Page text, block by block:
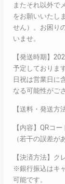
またそれ以外で
をお願いいたし
せん）。お困り
いませ。
【発送時期】
予定しておりま
日祝は営業日に
なる可能性がご
【送料・発送方
【内容】QRコ
（若干の誤差が
【決済方法】ク
※銀行振込はキ
可能です。